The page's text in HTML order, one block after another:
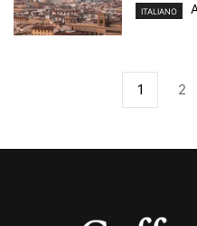
ITALIANO
1 2